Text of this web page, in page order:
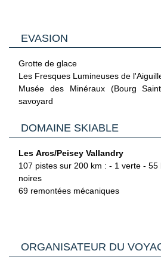
EVASION
Grotte de glace
Les Fresques Lumineuses de
Musée des Minéraux (Bourg
savoyard
DOMAINE SKIABLE
Les Arcs/Peisey Vallandry
107 pistes sur 200 km : - 1 verte -
noires
69 remontées mécaniques
261 pistes sur 425 km : - 18 vertes
168 remontées mécaniques et 153
ORGANISATEUR DU